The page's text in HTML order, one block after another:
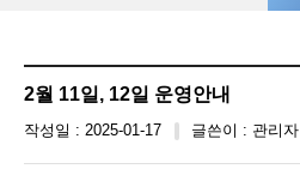
2월 11일, 12일 운영안내
작성일 : 2025-01-17 글쓴이 : 관리자